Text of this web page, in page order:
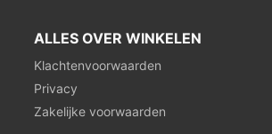
ALLES OVER WINKELEN
Klachtenvoorwaarden
Privacy
Zakelijke voorwaarden